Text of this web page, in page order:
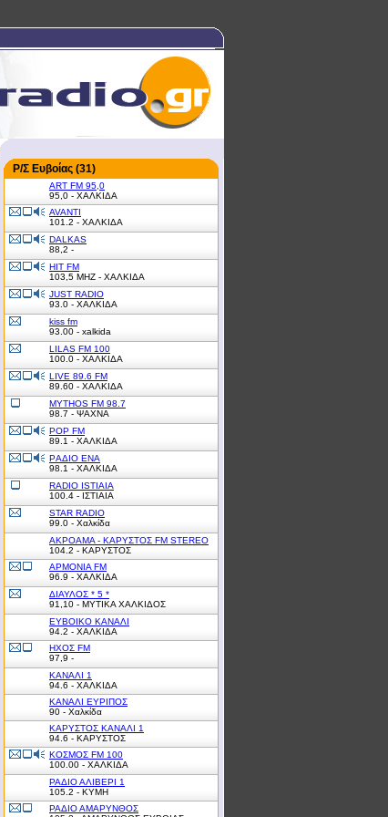
Ρ/Σ Ευβοίας (31)
ART FM 95,0
95,0 - ΧΑΛΚΙΔΑ
AVANTI
101.2 - ΧΑΛΚΙΔΑ
DALKAS
88,2 -
HIT FM
103,5 MHZ - ΧΑΛΚΙΔΑ
JUST RADIO
93.0 - ΧΑΛΚΙΔΑ
kiss fm
93.00 - xalkida
LILAS FM 100
100.0 - ΧΑΛΚΙΔΑ
LIVE 89.6 FM
89.60 - ΧΑΛΚΙΔΑ
MYTHOS FM 98.7
98.7 - ΨΑΧΝΑ
POP FM
89.1 - ΧΑΛΚΙΔΑ
PΑΔΙΟ ΕΝΑ
98.1 - ΧΑΛΚΙΔΑ
RADIO ISTIAIA
100.4 - ΙΣΤΙΑΙΑ
STAR RADIO
99.0 - Χαλκίδα
ΑΚΡΟΑΜΑ - ΚΑΡΥΣΤΟΣ FM STEREO
104.2 - ΚΑΡΥΣΤΟΣ
ΑΡΜΟΝΙΑ FM
96.9 - ΧΑΛΚΙΔΑ
ΔΙΑΥΛΟΣ * 5 *
91,10 - ΜΥΤΙΚΑ ΧΑΛΚΙΔΟΣ
ΕΥΒΟΙΚΟ ΚΑΝΑΛΙ
94.2 - ΧΑΛΚΙΔΑ
ΗΧΟΣ FM
97,9 -
ΚΑΝΑΛΙ 1
94.6 - ΧΑΛΚΙΔΑ
ΚΑΝΑΛΙ ΕΥΡΙΠΟΣ
90 - Χαλκίδα
ΚΑΡΥΣΤΟΣ ΚΑΝΑΛΙ 1
94.6 - ΚΑΡΥΣΤΟΣ
ΚΟΣΜΟΣ FM 100
100.00 - ΧΑΛΚΙΔΑ
ΡΑΔΙΟ ΑΛΙΒΕΡΙ 1
105.2 - ΚΥΜΗ
ΡΑΔΙΟ ΑΜΑΡΥΝΘΟΣ